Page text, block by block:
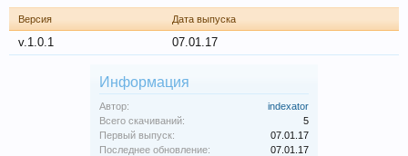
Версия Дата выпуска
v.1.0.1 07.01.17
Информация
Автор:
indexator
Всего скачиваний:
5
Первый выпуск:
07.01.17
Последнее обновление:
07.01.17